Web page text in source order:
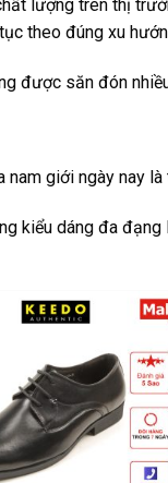
lượng trên thị
theo đúng xu
được săn đón
giới ngày nay là
kiểu dáng đa